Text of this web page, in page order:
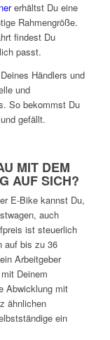
erhältst Du eine
Rahmengröße.
findest Du
passt.
Händlers und
und
So bekommst Du
gefällt.
MIT DEM
AUF SICH?
E-Bike kannst Du,
auch
ist steuerlich
auf bis zu 36
Arbeitgeber
Deinem
Abwicklung mit
ähnlichen
ein